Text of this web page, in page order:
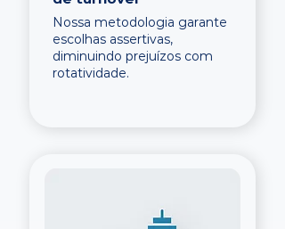
Nossa metodologia garante
escolhas assertivas,
diminuindo prejuízos com
rotatividade.